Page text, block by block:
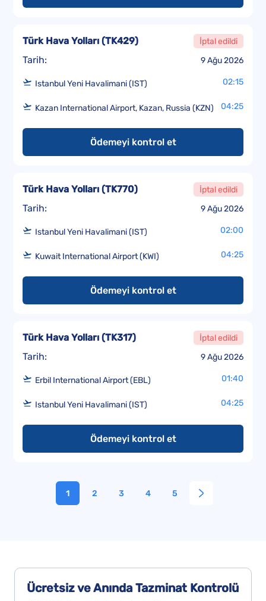
Tarih: 9 Ağu 2026
Türk Hava Yolları (TK429) İptal edildi
Istanbul Yeni Havalimani (IST) 02:15
Kazan International Airport, Kazan, Russia (KZN) 04:25
Ödemeyi kontrol et
Tarih: 9 Ağu 2026
Türk Hava Yolları (TK770) İptal edildi
Istanbul Yeni Havalimani (IST) 02:00
Kuwait International Airport (KWI) 04:25
Ödemeyi kontrol et
Tarih: 9 Ağu 2026
Türk Hava Yolları (TK317) İptal edildi
Erbil International Airport (EBL) 01:40
Istanbul Yeni Havalimani (IST) 04:25
Ödemeyi kontrol et
1 2 3 4 5
Ücretsiz ve Anında Tazminat Kontrolü